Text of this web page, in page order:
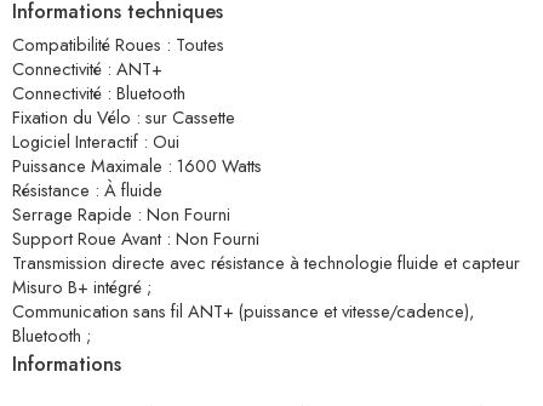
Informations techniques
Compatibilité Roues : Toutes
Connectivité : ANT+
Connectivité : Bluetooth
Fixation du Vélo : sur Cassette
Logiciel Interactif : Oui
Puissance Maximale : 1600 Watts
Résistance : À fluide
Serrage Rapide : Non Fourni
Support Roue Avant : Non Fourni
Transmission directe avec résistance à technologie fluide et capteur
Misuro B+ intégré ;
Communication sans fil ANT+ (puissance et vitesse/cadence),
Bluetooth ;
Informations